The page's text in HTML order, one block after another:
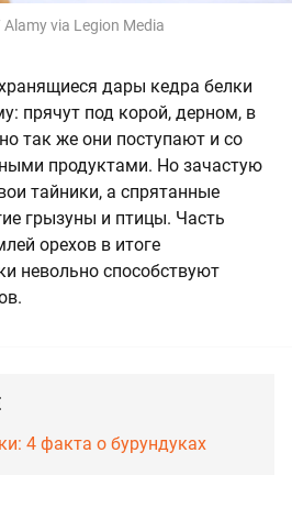
via Legion Media
дары кедра белки
прячут под корой, дерном, в
так же они поступают и со
продуктами. Но зачастую
тайники, а спрятанные
грызуны и птицы. Часть
орехов в итоге
невольно способствуют
4 факта о бурундуках